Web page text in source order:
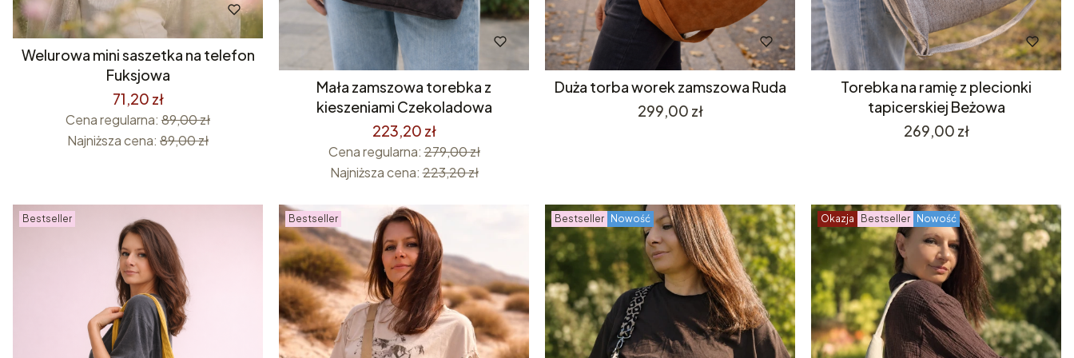
Welurowa mini saszetka na telefon
Fuksjowa
71,20 zł
Cena regularna: 89,00 zł
Najniższa cena: 89,00 zł
Mała zamszowa torebka z
kieszeniami Czekoladowa
223,20 zł
Cena regularna: 279,00 zł
Najniższa cena: 223,20 zł
Duża torba worek zamszowa Ruda
Cena
299,00 zł
Torebka na ramię z plecionki
tapicerskiej Beżowa
Cena
269,00 zł
Bestseller Bestseller Bestseller Nowość Okazja Bestseller Nowość